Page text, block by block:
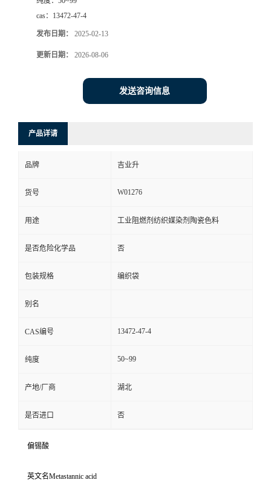
cas： 13472-47-4
发布日期： 2025-02-13
更新日期： 2026-08-06
发送咨询信息
产品详请
品牌 吉业升
货号 W01276
用途 工业阻燃剂纺织媒染剂陶瓷色料
是否危险化学品 否
包装规格 编织袋
别名
CAS编号 13472-47-4
纯度 50~99
产地/厂商 湖北
是否进口 否
偏锡酸
英文名Metastannic acid